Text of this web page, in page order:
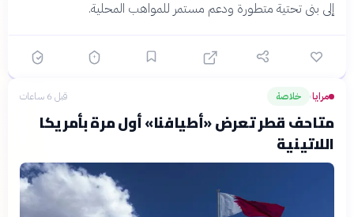
إلى بنى تحتية متطورة ودعم مستمر للمواهب المحلية.
مرايا› خلاصة قبل 6 ساعات
متاحف قطر تعرض «أطيافنا» أول مرة بأمريكا
اللاتينية